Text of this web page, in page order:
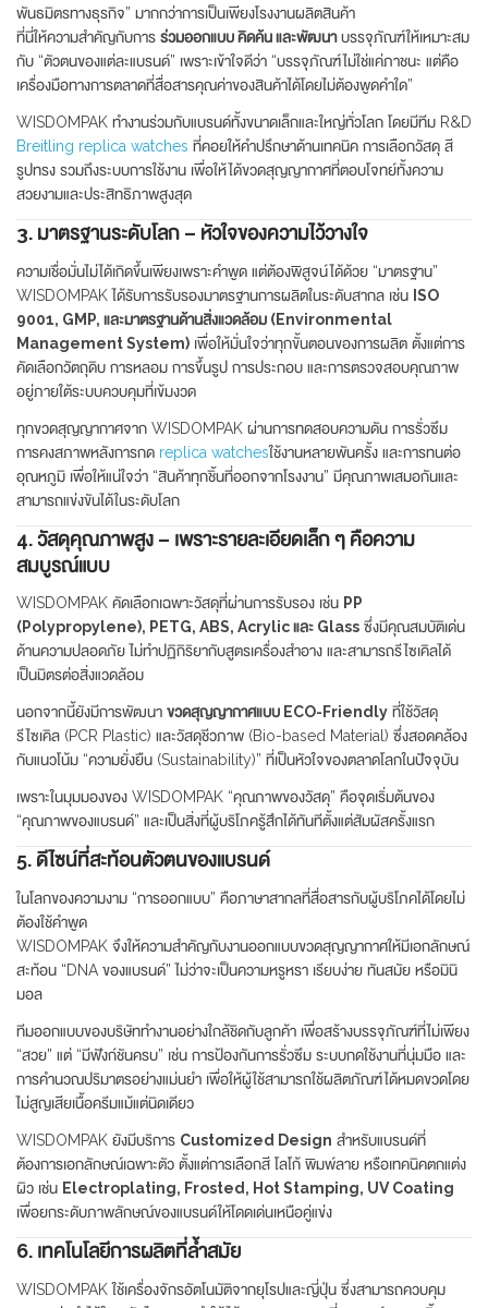
พันธมิตรทางธุรกิจ” มากกว่าการเป็นเพียงโรงงานผลิตสินค้า
ที่นี่ให้ความสำคัญกับการ ร่วมออกแบบ คิดค้น และพัฒนาบรรจุภัณฑ์ให้เหมาะสม
กับ “ตัวตนของแต่ละแบรนด์” เพราะเข้าใจดีว่า “บรรจุภัณฑ์ไม่ใช่แค่ภาชนะ แต่คือ
เครื่องมือทางการตลาดที่สื่อสารคุณค่าของสินค้าได้โดยไม่ต้องพูดคำใด”
WISDOMPAK ทำงานร่วมกับแบรนด์ทั้งขนาดเล็กและใหญ่ทั่วโลก โดยมีทีม R&D
Breitling replica watches ที่คอยให้คำปรึกษาด้านเทคนิค การเลือกวัสดุ สี
รูปทรง รวมถึงระบบการใช้งาน เพื่อให้ได้ขวดสุญญากาศที่ตอบโจทย์ทั้งความ
สวยงามและประสิทธิภาพสูงสุด
3. มาตรฐานระดับโลก – หัวใจของความไว้วางใจ
ความเชื่อมั่นไม่ได้เกิดขึ้นเพียงเพราะคำพูด แต่ต้องพิสูจน์ได้ด้วย “มาตรฐาน”
WISDOMPAK ได้รับการรับรองมาตรฐานการผลิตในระดับสากล เช่น ISO
9001, GMP, และมาตรฐานด้านสิ่งแวดล้อม (Environmental
Management System) เพื่อให้มั่นใจว่าทุกขั้นตอนของการผลิต ตั้งแต่การ
คัดเลือกวัตถุดิบ การหลอม การขึ้นรูป การประกอบ และการตรวจสอบคุณภาพ
อยู่ภายใต้ระบบควบคุมที่เข้มงวด
ทุกขวดสุญญากาศจาก WISDOMPAK ผ่านการทดสอบความดัน การรั่วซึม
การคงสภาพหลังการกด replica watchesใช้งานหลายพันครั้ง และการทนต่อ
อุณหภูมิ เพื่อให้แน่ใจว่า “สินค้าทุกชิ้นที่ออกจากโรงงาน” มีคุณภาพเสมอกันและ
สามารถแข่งขันได้ในระดับโลก
4. วัสดุคุณภาพสูง – เพราะรายละเอียดเล็ก ๆ คือความ
สมบูรณ์แบบ
WISDOMPAK คัดเลือกเฉพาะวัสดุที่ผ่านการรับรอง เช่น PP
(Polypropylene), PETG, ABS, Acrylic และ Glass ซึ่งมีคุณสมบัติเด่น
ด้านความปลอดภัย ไม่ทำปฏิกิริยากับสูตรเครื่องสำอาง และสามารถรีไซเคิลได้
เป็นมิตรต่อสิ่งแวดล้อม
นอกจากนี้ยังมีการพัฒนา ขวดสุญญากาศแบบ ECO-Friendly ที่ใช้วัสดุ
รีไซเคิล (PCR Plastic) และวัสดุชีวภาพ (Bio-based Material) ซึ่งสอดคล้อง
กับแนวโน้ม “ความยั่งยืน (Sustainability)” ที่เป็นหัวใจของตลาดโลกในปัจจุบัน
เพราะในมุมมองของ WISDOMPAK “คุณภาพของวัสดุ” คือจุดเริ่มต้นของ
“คุณภาพของแบรนด์” และเป็นสิ่งที่ผู้บริโภครู้สึกได้ทันทีตั้งแต่สัมผัสครั้งแรก
5. ดีไซน์ที่สะท้อนตัวตนของแบรนด์
ในโลกของความงาม “การออกแบบ” คือภาษาสากลที่สื่อสารกับผู้บริโภคได้โดยไม่
ต้องใช้คำพูด
WISDOMPAK จึงให้ความสำคัญกับงานออกแบบขวดสุญญากาศให้มีเอกลักษณ์
สะท้อน “DNA ของแบรนด์” ไม่ว่าจะเป็นความหรูหรา เรียบง่าย ทันสมัย หรือมินิ
มอล
ทีมออกแบบของบริษัททำงานอย่างใกล้ชิดกับลูกค้า เพื่อสร้างบรรจุภัณฑ์ที่ไม่เพียง
“สวย” แต่ “มีฟังก์ชันครบ” เช่น การป้องกันการรั่วซึม ระบบกดใช้งานที่นุ่มมือ และ
การคำนวณปริมาตรอย่างแม่นยำ เพื่อให้ผู้ใช้สามารถใช้ผลิตภัณฑ์ได้หมดขวดโดย
ไม่สูญเสียเนื้อครีมแม้แต่นิดเดียว
WISDOMPAK ยังมีบริการ Customized Design สำหรับแบรนด์ที่
ต้องการเอกลักษณ์เฉพาะตัว ตั้งแต่การเลือกสี โลโก้ พิมพ์ลาย หรือเทคนิคตกแต่ง
ผิว เช่น Electroplating, Frosted, Hot Stamping, UV Coating
เพื่อยกระดับภาพลักษณ์ของแบรนด์ให้โดดเด่นเหนือคู่แข่ง
6. เทคโนโลยีการผลิตที่ล้ำสมัย
WISDOMPAK ใช้เครื่องจักรอัตโนมัติจากยุโรปและญี่ปุ่น ซึ่งสามารถควบคุม